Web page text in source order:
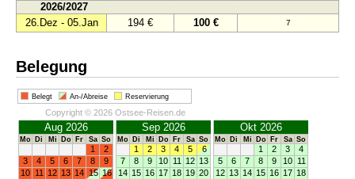
2026/2027
26.Dez - 05.Jan
194 € 100 € 7
Belegung
Belegt An-/Abreise Reservierung
Copyright © 2026 Ostsee-Reisen.de
Aug 2026
Mo Di Mi Do Fr Sa So
1
2
3
4 5 6 7 8
9
10 11 12 13 14 15 16
Sep 2026
Mo Di Mi Do Fr Sa So
1 2 3 4 5
6
7
8 9 10 11 12 13
14 15 16 17 18 19 20
Okt 2026
Mo Di Mi Do Fr Sa So
1 2 3
4
5
6 7 8 9 10 11
12 13 14 15 16 17 18